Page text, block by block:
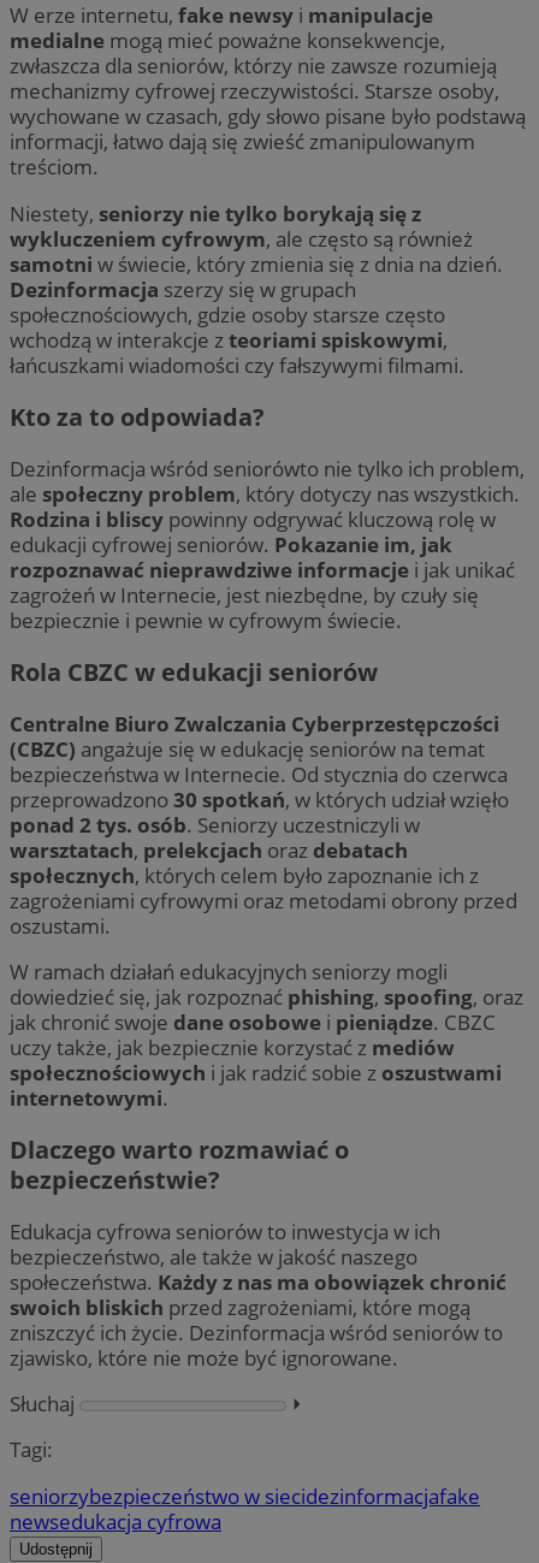
W erze internetu, fake newsy i manipulacje
medialne mogą mieć poważne konsekwencje,
zwłaszcza dla seniorów, którzy nie zawsze rozumieją
mechanizmy cyfrowej rzeczywistości. Starsze osoby,
wychowane w czasach, gdy słowo pisane było podstawą
informacji, łatwo dają się zwieść zmanipulowanym
treściom.
Niestety, seniorzy nie tylko borykają się z
wykluczeniem cyfrowym, ale często są również
samotni w świecie, który zmienia się z dnia na dzień.
Dezinformacja szerzy się w grupach
społecznościowych, gdzie osoby starsze często
wchodzą w interakcje z teoriami spiskowymi,
łańcuszkami wiadomości czy fałszywymi filmami.
Kto za to odpowiada?
Dezinformacja wśród seniorówto nie tylko ich problem,
ale społeczny problem, który dotyczy nas wszystkich.
Rodzina i bliscy powinny odgrywać kluczową rolę w
edukacji cyfrowej seniorów. Pokazanie im, jak
rozpoznawać nieprawdziwe informacje i jak unikać
zagrożeń w Internecie, jest niezbędne, by czuły się
bezpiecznie i pewnie w cyfrowym świecie.
Rola CBZC w edukacji seniorów
Centralne Biuro Zwalczania Cyberprzestępczości
(CBZC) angażuje się w edukację seniorów na temat
bezpieczeństwa w Internecie. Od stycznia do czerwca
przeprowadzono30 spotkań, w których udział wzięło
ponad 2 tys. osób. Seniorzy uczestniczyli w
warsztatach, prelekcjach oraz debatach
społecznych, których celem było zapoznanie ich z
zagrożeniami cyfrowymi oraz metodami obrony przed
oszustami.
W ramach działań edukacyjnych seniorzy mogli
dowiedzieć się, jak rozpoznać phishing, spoofing, oraz
jak chronić swoje dane osobowe i pieniądze. CBZC
uczy także, jak bezpiecznie korzystać z mediów
społecznościowych i jak radzić sobie z oszustwami
internetowymi.
Dlaczego warto rozmawiać o
bezpieczeństwie?
Edukacja cyfrowa seniorów to inwestycja w ich
bezpieczeństwo, ale także w jakość naszego
społeczeństwa. Każdy z nas ma obowiązek chronić
swoich bliskich przed zagrożeniami, które mogą
zniszczyć ich życie. Dezinformacja wśród seniorów to
zjawisko, które nie może być ignorowane.
Słuchaj
⏵︎
Tagi:
seniorzybezpieczeństwo w siecidezinformacjafake
newsedukacja cyfrowa
Udostępnij